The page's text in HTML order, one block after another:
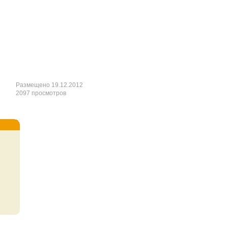
Размещено 19.12.2012
2097 просмотров